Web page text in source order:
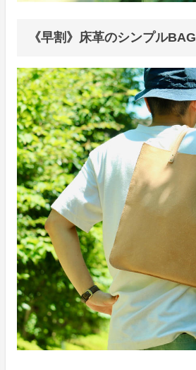
《早割》床革のシンプルBAG